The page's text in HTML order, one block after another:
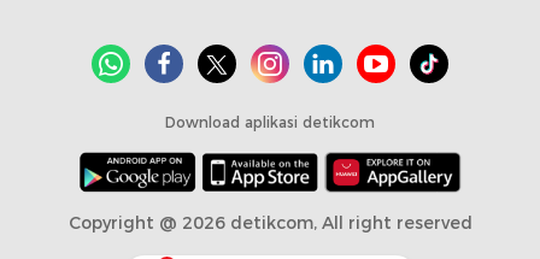
Download aplikasi detikcom
Copyright @ 2026 detikcom, All right reserved